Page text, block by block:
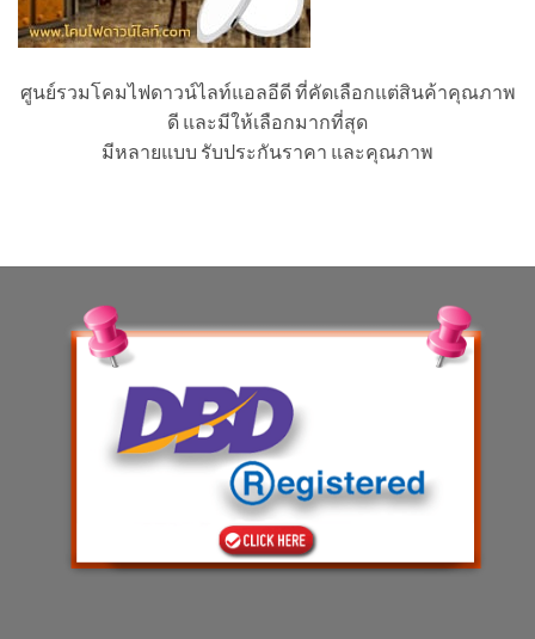
ศูนย์รวมโคมไฟดาวน์ไลท์แอลอีดี ที่คัดเลือกแต่สินค้าคุณภาพ
ดี และมีให้เลือกมากที่สุด
มีหลายแบบ รับประกันราคา และคุณภาพ